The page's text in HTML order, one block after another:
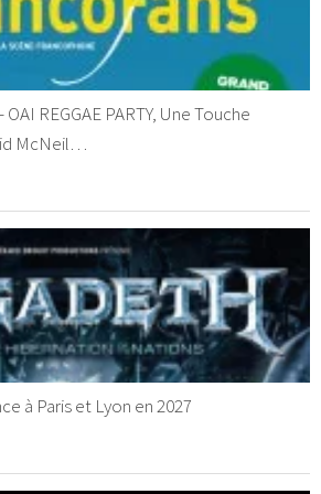
REGGAE PARTY, Une Touche
McNeil…
à Paris et Lyon en 2027